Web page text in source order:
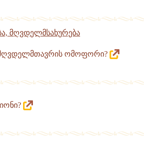
მღვდელმსახურება
მღვდელმთავრის ომოფორი?